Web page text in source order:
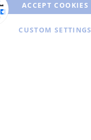
ACCEPT COOKIES
CUSTOM SETTINGS